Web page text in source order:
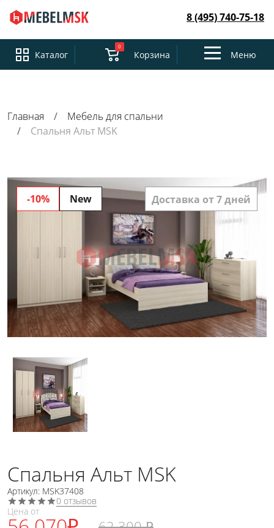
8 (495) 740-75-18
Каталог
0
Корзина
ToggleМеню
Главная
Мебель для спальни
Спальня Альт MSK
-10% New Доставка от 7 дней
Спальня Альт MSK
Артикул: MSK37408
0 отзывов
Цена от